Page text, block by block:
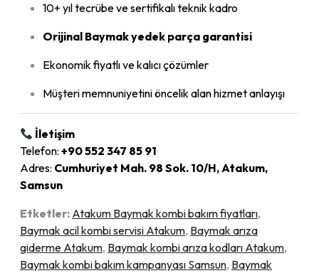
10+ yıl tecrübe ve sertifikalı teknik kadro
Orijinal Baymak yedek parça garantisi
Ekonomik fiyatlı ve kalıcı çözümler
Müşteri memnuniyetini öncelik alan hizmet anlayışı
İletişim
Telefon: +90 552 347 85 91
Adres: Cumhuriyet Mah. 98 Sok. 10/H, Atakum,
Samsun
Etketler: Atakum Baymak kombi bakım fiyatları,
Baymak acil kombi servisi Atakum, Baymak arıza
giderme Atakum, Baymak kombi arıza kodları Atakum,
Baymak kombi bakım kampanyası Samsun, Baymak